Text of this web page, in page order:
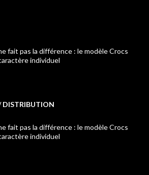
fait pas la différence : le modèle Crocs
individuel
DISTRIBUTION
fait pas la différence : le modèle Crocs
individuel